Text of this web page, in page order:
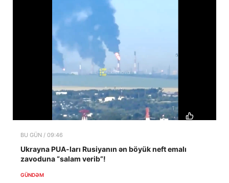
BU GÜN / 09:46
Ukrayna PUA-ları Rusiyanın ən böyük neft emalı
zavoduna “salam verib”!
GÜNDƏM